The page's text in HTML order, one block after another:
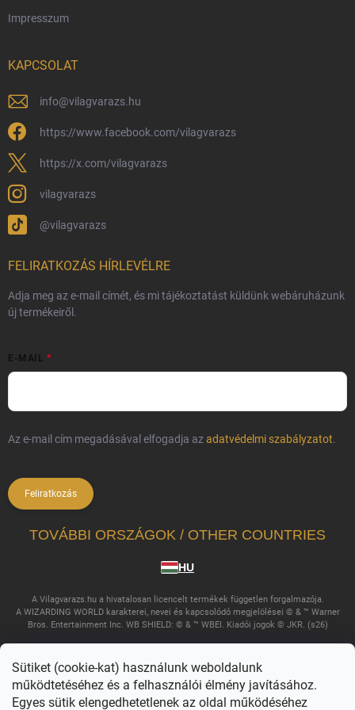
Sütiket (cookie-kat) használunk weboldalunk
működtetéséhez és a felhasználói élmény javításához.
Egyes sütik elengedhetetlenek az oldal működéséhez
Hűségprogram
Általános Szerződési Feltételek
Adatvédelmi feltételek
Védjegyek és szerzői jogok
Fémjelzés és nemesfém-tájékoztató
Impresszum
KAPCSOLAT
info@vilagvarazs.hu
https://www.facebook.com/vilagvarazs
https://x.com/vilagvarazs
vilagvarazs
@vilagvarazs
FELIRATKOZÁS HÍRLEVÉLRE
Adja meg az e-mail címét, és mi tájékoztatást küldünk webáruházunk
új termékeiről.
E-MAIL
Az e-mail cím megadásával elfogadja azadatvédelmi szabályzatot.
Feliratkozás
TOVÁBBI ORSZÁGOK / OTHER COUNTRIES
HU
A Vilagvarazs.hu a hivatalosan licencelt termékek független forgalmazója.
A WIZARDING WORLD karakterei, nevei és kapcsolódó megjelölései © & ™ Warner
Bros. Entertainment Inc. WB SHIELD: © & ™ WBEI. Kiadói jogok © JKR. (s26)